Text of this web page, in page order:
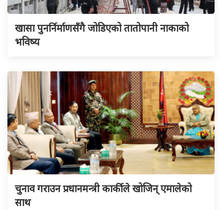
खासा पुनर्निर्माणसँगै जोडिएको तातोपानी नाकाको
भविष्य
चुनाव गराउन प्रधानमन्त्री कार्कीले खोजिन् एमालेको
साथ